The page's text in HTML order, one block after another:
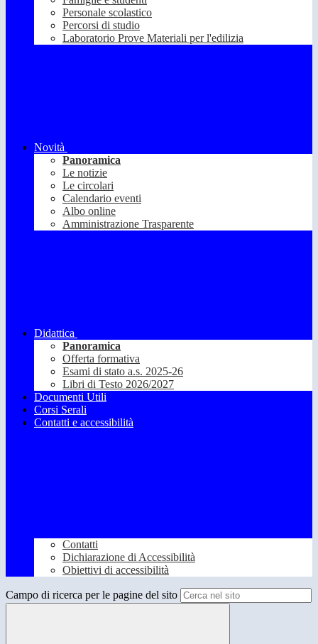
Personale scolastico
Percorsi di studio
Laboratorio Prove Materiali per l'edilizia
Novità
Panoramica
Le notizie
Le circolari
Calendario eventi
Albo online
Amministrazione Trasparente
Didattica
Panoramica
Offerta formativa
Esami di stato a.s. 2025-26
Libri di Testo 2026/2027
Documenti Utili
Corsi Serali
Contatti e accessibilità
Contatti
Dichiarazione di Accessibilità
Obiettivi di accessibilità
Campo di ricerca per le pagine del sito